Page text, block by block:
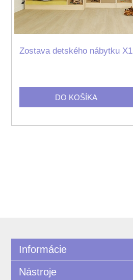
Zostava detského nábytku X1
Informácie
Nástroje